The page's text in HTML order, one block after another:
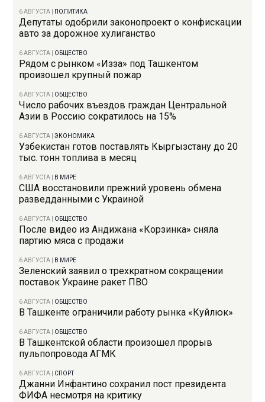
6 АВГУСТА ПОЛИТИКА
Депутаты одобрили законопроект о конфискации
авто за дорожное хулиганство
6 АВГУСТА ОБЩЕСТВО
Рядом с рынком «Изза» под Ташкентом
произошел крупный пожар
6 АВГУСТА ОБЩЕСТВО
Число рабочих въездов граждан Центральной
Азии в Россию сократилось на 15%
6 АВГУСТА |ЭКОНОМИКА
Узбекистан готов поставлять Кыргызстану до 20
тыс. тонн топлива в месяц
6 АВГУСТА В МИРЕ
США восстановили прежний уровень обмена
разведданными с Украиной
6 АВГУСТА ОБЩЕСТВО
После видео из Андижана «Корзинка» сняла
партию мяса с продажи
6 АВГУСТА В МИРЕ
Зеленский заявил о трехкратном сокращении
поставок Украине ракет ПВО
6 АВГУСТА ОБЩЕСТВО
В Ташкенте ограничили работу рынка «Куйлюк»
6 АВГУСТА ОБЩЕСТВО
В Ташкентской области произошел прорыв
пульпопровода АГМК
6 АВГУСТА СПОРТ
Джанни Инфантино сохранил пост президента
ФИФА несмотря на критику